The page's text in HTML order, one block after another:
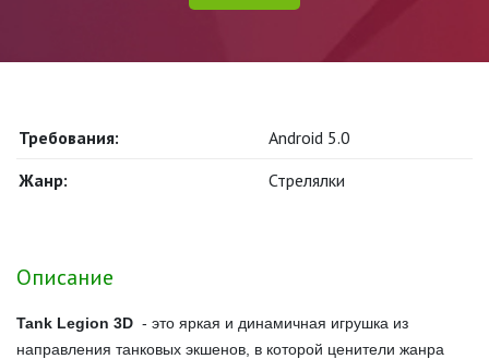
Требования:
Android 5.0
Жанр:
Стрелялки
Описание
Tank Legion 3D - это яркая и динамичная игрушка из
направления танковых экшенов, в которой ценители жанра